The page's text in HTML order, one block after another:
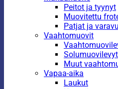
Peitot ja tyynyt
Muovitettu
Patjat ja
Vaahtomuovit
Solumuovilevyt
Muut
Vapaa-aika
Laukut